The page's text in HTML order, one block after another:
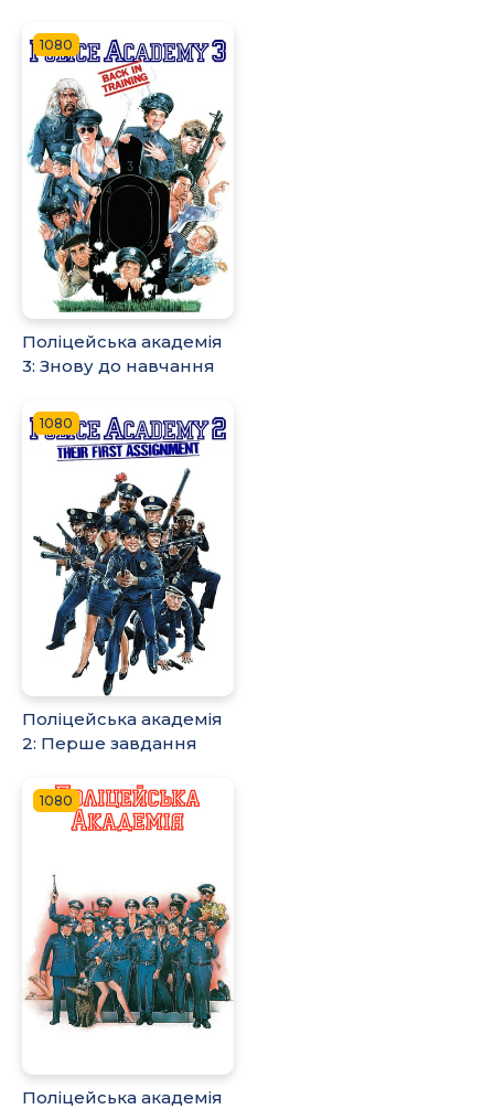
1080
Поліцейська академія
3: Знову до навчання
1080
Поліцейська академія
2: Перше завдання
1080
Поліцейська академія